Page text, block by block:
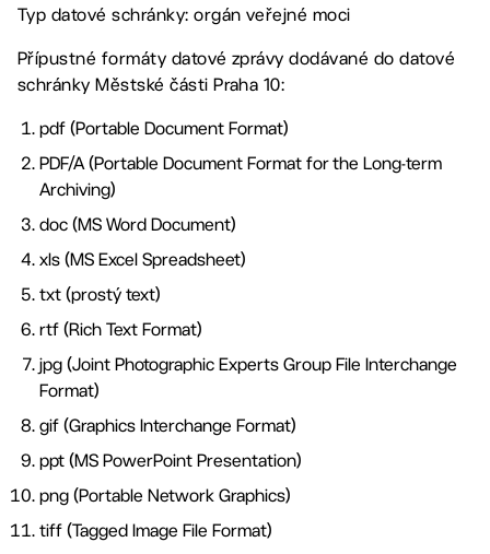
Typ datové schránky: orgán veřejné moci
Přípustné formáty datové zprávy dodávané do datové
schránky Městské části Praha 10:
pdf (Portable Document Format)
PDF/A (Portable Document Format for the Long-term
Archiving)
doc (MS Word Document)
xls (MS Excel Spreadsheet)
txt (prostý text)
rtf (Rich Text Format)
jpg (Joint Photographic Experts Group File Interchange
Format)
gif (Graphics Interchange Format)
ppt (MS PowerPoint Presentation)
png (Portable Network Graphics)
tiff (Tagged Image File Format)